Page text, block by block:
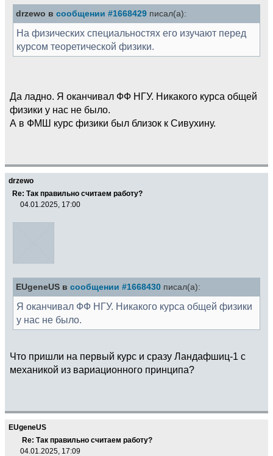
drzewo в сообщении #1668429 писал(а):
На физических специальностях его изучают перед
курсом теоретической физики.
Да ладно. Я оканчивал ФФ НГУ. Никакого курса общей
физики у нас не было.
А в ФМШ курс физики был близок к Сивухину.
drzewo
Re: Так правильно считаем работу?
04.01.2025, 17:00
EUgeneUS в сообщении #1668430 писал(а):
Я оканчивал ФФ НГУ. Никакого курса общей физики
у нас не было.
Что пришли на первый курс и сразу Ландафшиц-1 с
механикой из вариационного принципа?
EUgeneUS
Re: Так правильно считаем работу?
04.01.2025, 17:09